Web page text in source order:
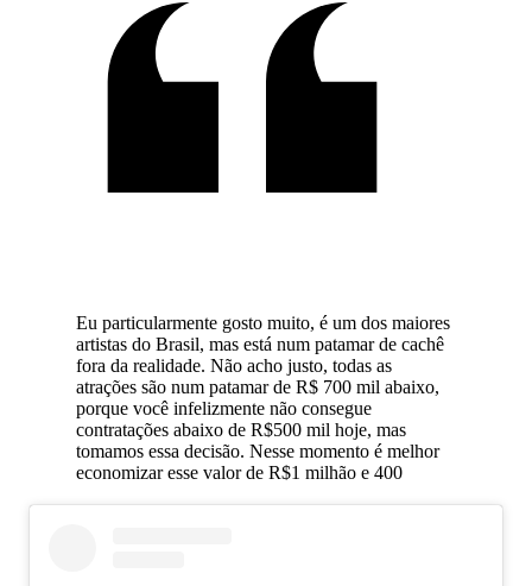
Eu particularmente gosto muito, é um dos maiores
artistas do Brasil, mas está num patamar de cachê
fora da realidade. Não acho justo, todas as
atrações são num patamar de R$ 700 mil abaixo,
porque você infelizmente não consegue
contratações abaixo de R$500 mil hoje, mas
tomamos essa decisão. Nesse momento é melhor
economizar esse valor de R$1 milhão e 400